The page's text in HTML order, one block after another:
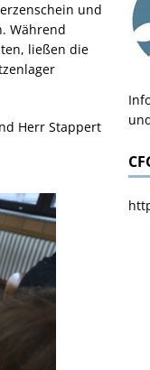
und
Während
ließen die
Herr Stappert